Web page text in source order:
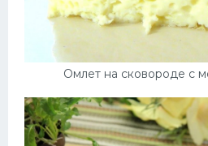
Омлет на сковороде с
Супы
Мясные блюда
Салат